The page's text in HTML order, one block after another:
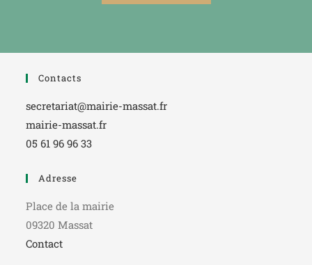
Contacts
secretariat@mairie-massat.fr
mairie-massat.fr
05 61 96 96 33
Adresse
Place de la mairie
09320 Massat
Contact